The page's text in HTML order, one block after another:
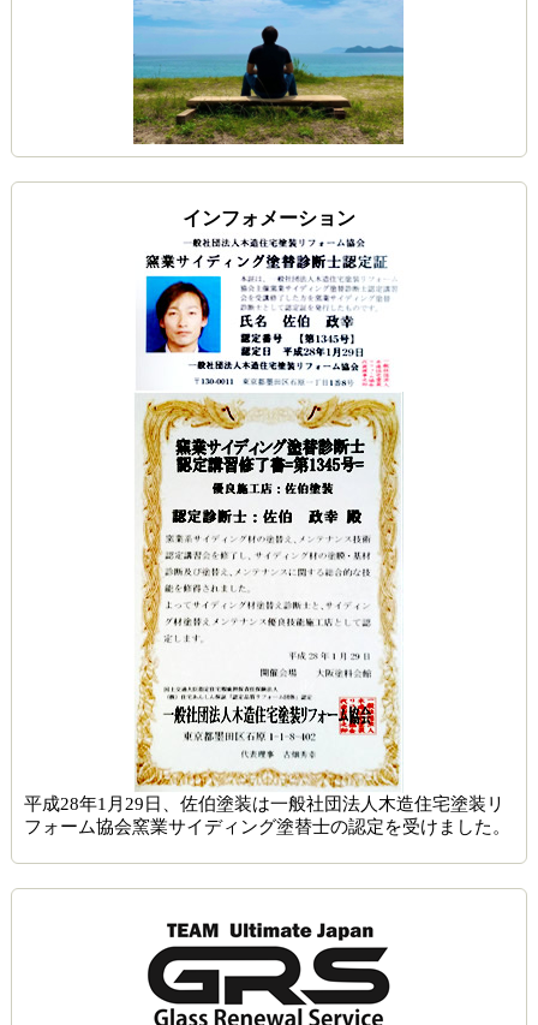
インフォメーション
平成28年1月29日、佐伯塗装は一般社団法人木造住宅塗装リ
フォーム協会窯業サイディング塗替士の認定を受けました。